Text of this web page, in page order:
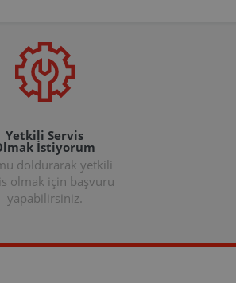
Yetkili Servis
İstiyorum
doldurarak yetkili
olmak için başvuru
yapabilirsiniz.